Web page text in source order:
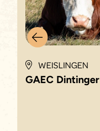
WEISLINGEN
GAEC Dintinger